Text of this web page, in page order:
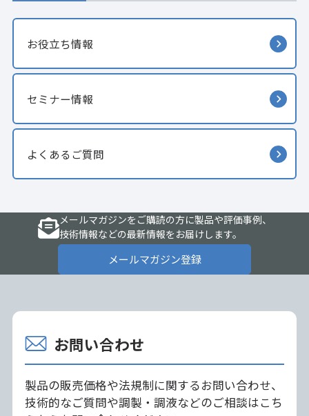
お役立ち情報
セミナー情報
よくあるご質問
メールマガジンをご購読の方に製品や評価事例、
技術情報などの最新情報をお届けします。
メールマガジン登録
お問い合わせ
製品の販売価格や法規制に関するお問い合わせ、
技術的なご質問や調製・調液などのご相談はこち